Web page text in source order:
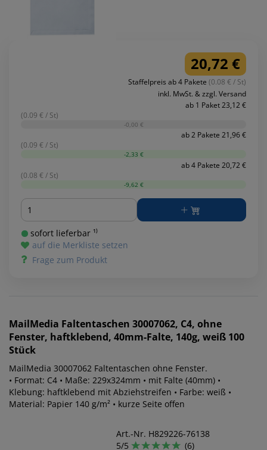
20,72 €
Staffelpreis ab 4 Pakete (0.08 € / St)
inkl. MwSt. & zzgl. Versand
ab 1 Paket 23,12 €
(0.09 € / St)
-0,00 €
ab 2 Pakete 21,96 €
(0.09 € / St)
-2,33 €
ab 4 Pakete 20,72 €
(0.08 € / St)
-9,62 €
Menge
sofort lieferbar ¹⁾
auf die Merkliste setzen
Frage zum Produkt
MailMedia Faltentaschen 30007062, C4, ohne
Fenster, haftklebend, 40mm-Falte, 140g, weiß 100
Stück
MailMedia 30007062 Faltentaschen ohne Fenster.
• Format: C4 • Maße: 229x324mm • mit Falte (40mm) •
Klebung: haftklebend mit Abziehstreifen • Farbe: weiß •
Material: Papier 140 g/m² • kurze Seite offen
Art.-Nr. H829226-76138
5/5
(6)